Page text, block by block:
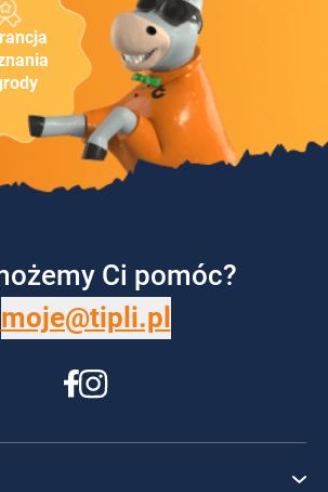
Ci pomóc?
moje@tipli.pl